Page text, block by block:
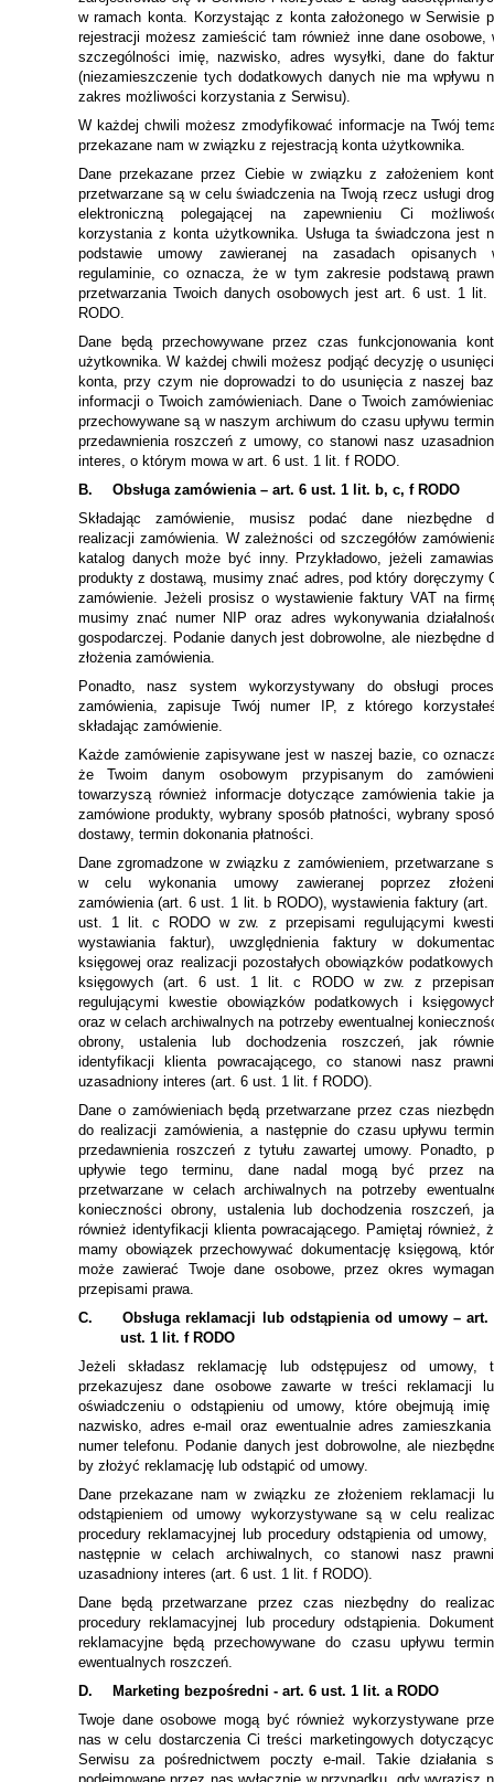
w ramach konta. Korzystając z konta założonego w Serwisie
rejestracji możesz zamieścić tam również inne dane osobowe,
szczególności imię, nazwisko, adres wysyłki, dane do
(niezamieszczenie tych dodatkowych danych nie ma wpływu
zakres możliwości korzystania z Serwisu).
W każdej chwili możesz zmodyfikować informacje na Twój
przekazane nam w związku z rejestracją konta użytkownika.
Dane przekazane przez Ciebie w związku z założeniem
przetwarzane są w celu świadczenia na Twoją rzecz usługi
elektroniczną polegającej na zapewnieniu Ci
korzystania z konta użytkownika. Usługa ta świadczona jest
podstawie umowy zawieranej na zasadach opisanych
regulaminie, co oznacza, że w tym zakresie podstawą
przetwarzania Twoich danych osobowych jest art. 6 ust. 1 lit.
RODO.
Dane będą przechowywane przez czas funkcjonowania
użytkownika. W każdej chwili możesz podjąć decyzję o
konta, przy czym nie doprowadzi to do usunięcia z naszej
informacji o Twoich zamówieniach. Dane o Twoich
przechowywane są w naszym archiwum do czasu upływu
przedawnienia roszczeń z umowy, co stanowi nasz
interes, o którym mowa w art. 6 ust. 1 lit. f RODO.
B.
Obsługa zamówienia – art. 6 ust. 1 lit. b, c, f RODO
Składając zamówienie, musisz podać dane niezbędne
realizacji zamówienia. W zależności od szczegółów
katalog danych może być inny. Przykładowo, jeżeli
produkty z dostawą, musimy znać adres, pod który doręczymy
zamówienie. Jeżeli prosisz o wystawienie faktury VAT na
musimy znać numer NIP oraz adres wykonywania
gospodarczej. Podanie danych jest dobrowolne, ale niezbędne
złożenia zamówienia.
Ponadto, nasz system wykorzystywany do obsługi
zamówienia, zapisuje Twój numer IP, z którego
składając zamówienie.
Każde zamówienie zapisywane jest w naszej bazie, co
że Twoim danym osobowym przypisanym do
towarzyszą również informacje dotyczące zamówienia takie
zamówione produkty, wybrany sposób płatności, wybrany
dostawy, termin dokonania płatności.
Dane zgromadzone w związku z zamówieniem, przetwarzane
w celu wykonania umowy zawieranej poprzez
zamówienia (art. 6 ust. 1 lit. b RODO), wystawienia faktury (art.
ust. 1 lit. c RODO w zw. z przepisami regulującymi
wystawiania faktur), uwzględnienia faktury w
księgowej oraz realizacji pozostałych obowiązków
księgowych (art. 6 ust. 1 lit. c RODO w zw. z
regulującymi kwestie obowiązków podatkowych i
oraz w celach archiwalnych na potrzeby ewentualnej
obrony, ustalenia lub dochodzenia roszczeń, jak
identyfikacji klienta powracającego, co stanowi nasz
uzasadniony interes (art. 6 ust. 1 lit. f RODO).
Dane o zamówieniach będą przetwarzane przez czas
do realizacji zamówienia, a następnie do czasu upływu
przedawnienia roszczeń z tytułu zawartej umowy. Ponadto,
upływie tego terminu, dane nadal mogą być przez
przetwarzane w celach archiwalnych na potrzeby
konieczności obrony, ustalenia lub dochodzenia roszczeń,
również identyfikacji klienta powracającego. Pamiętaj również,
mamy obowiązek przechowywać dokumentację księgową,
może zawierać Twoje dane osobowe, przez okres
przepisami prawa.
C.
Obsługa reklamacji lub odstąpienia od umowy – art.
ust. 1 lit. f RODO
Jeżeli składasz reklamację lub odstępujesz od umowy,
przekazujesz dane osobowe zawarte w treści reklamacji
oświadczeniu o odstąpieniu od umowy, które obejmują
nazwisko, adres e-mail oraz ewentualnie adres
numer telefonu. Podanie danych jest dobrowolne, ale
by złożyć reklamację lub odstąpić od umowy.
Dane przekazane nam w związku ze złożeniem reklamacji
odstąpieniem od umowy wykorzystywane są w celu
procedury reklamacyjnej lub procedury odstąpienia od umowy,
następnie w celach archiwalnych, co stanowi nasz
uzasadniony interes (art. 6 ust. 1 lit. f RODO).
Dane będą przetwarzane przez czas niezbędny do
procedury reklamacyjnej lub procedury odstąpienia.
reklamacyjne będą przechowywane do czasu upływu
ewentualnych roszczeń.
D.
Marketing bezpośredni - art. 6 ust. 1 lit. a RODO
Twoje dane osobowe mogą być również wykorzystywane
nas w celu dostarczenia Ci treści marketingowych
Serwisu za pośrednictwem poczty e-mail. Takie działania